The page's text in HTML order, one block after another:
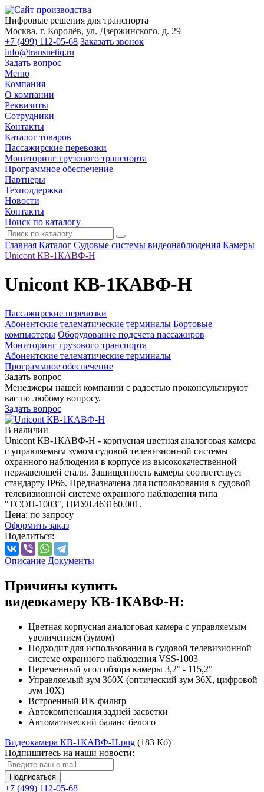
Цифровые решения для транспорта
Москва, г. Королёв, ул. Дзержинского, д. 29
+7 (499) 112-05-68 Заказать звонок
info@transnetiq.ru
Задать вопрос
Меню
Компания
О компании
Реквизиты
Сотрудники
Контакты
Каталог товаров
Пассажирские перевозки
Мониторинг грузового транспорта
Программное обеспечение
Партнеры
Техподдержка
Новости
Контакты
Поиск по каталогу
Главная Каталог Судовые системы видеонаблюдения Камеры
Unicont КВ-1КАВФ-Н
Unicont КВ-1КАВФ-Н
Пассажирские перевозки
Абонентские телематические терминалы Бортовые
компьютеры Оборудование подсчета пассажиров
Мониторинг грузового транспорта
Абонентские телематические терминалы
Программное обеспечение
Задать вопрос
Менеджеры нашей компании с радостью проконсультируют
вас по любому вопросу.
Задать вопрос
В наличии
Unicont КВ-1КАВФ-Н - корпусная цветная аналоговая камера
с управляемым зумом судовой телевизионной системы
охранного наблюдения в корпусе из высококачественной
нержавеющей стали. Защищенность камеры соответствует
стандарту IP66. Предназначена для использования в судовой
телевизионной системе охранного наблюдения типа
"ТСОН-1003", ЦИУЛ.463160.001.
Цена: по запросу
Оформить заказ
Поделиться:
Описание Документы
Причины купить
видеокамеру КВ-1КАВФ-Н:
Цветная корпусная аналоговая камера с управляемым
увеличением (зумом)
Подходит для использования в судовой телевизионной
системе охранного наблюдения VSS-1003
Переменный угол обзора камеры 3,2° - 115,2°
Управляемый зум 360Х (оптический зум 36Х, цифровой
зум 10Х)
Встроенный ИК-фильтр
Автокомпенсация задней засветки
Автоматический баланс белого
Видеокамера КВ-1КАВФ-Н.png (183 Кб)
Подпишитесь на наши новости:
Подписаться
+7 (499) 112-05-68